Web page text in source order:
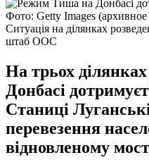
Фото: Getty Images
Ситуація на ділянках
штаб ООС
На трьох
Донбасі
Станиці
перевезення
відновленому